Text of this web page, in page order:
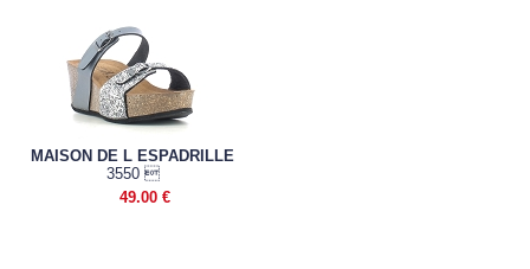
MAISON DE L ESPADRILLE
3550 
49.00 €